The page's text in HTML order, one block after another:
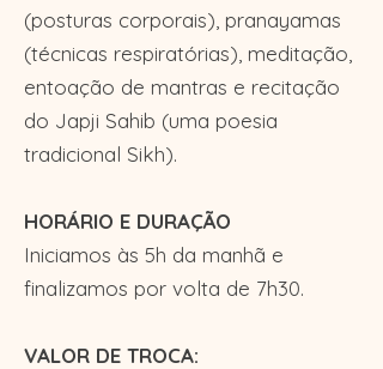
(posturas corporais), pranayamas
(técnicas respiratórias), meditação,
entoação de mantras e recitação
do Japji Sahib (uma poesia
tradicional Sikh).
HORÁRIO E DURAÇÃO
Iniciamos às 5h da manhã e
finalizamos por volta de 7h30.
VALOR DE TROCA: